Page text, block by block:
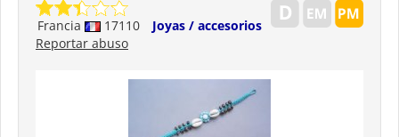
Francia 17110
Joyas / accesorios
Reportar abuso